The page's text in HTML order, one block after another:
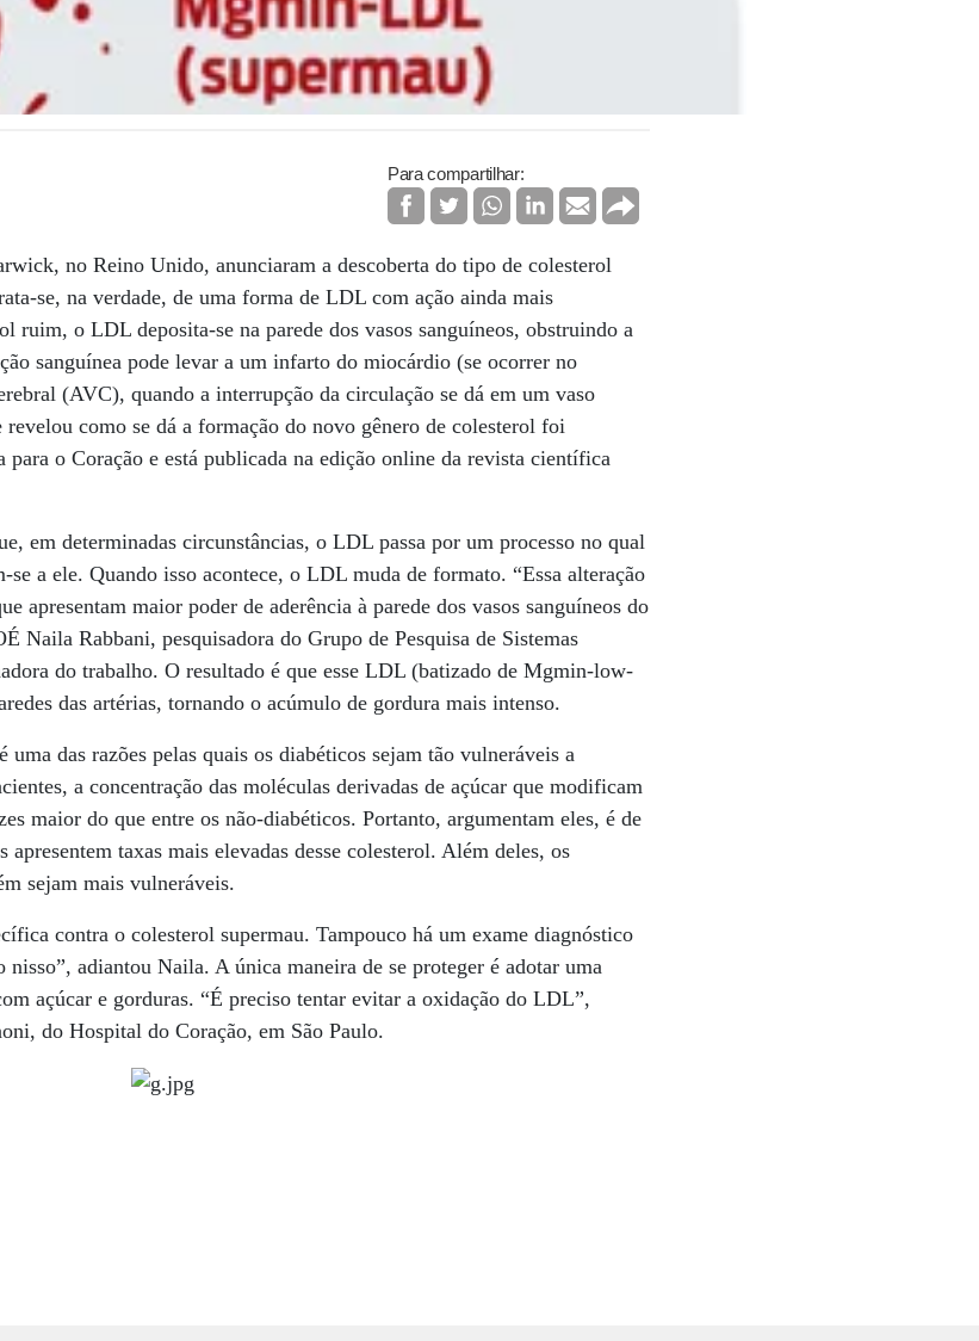
Para compartilhar:
no Reino Unido, anunciaram a descoberta do tipo de colesterol
se, na verdade, de uma forma de LDL com ação ainda mais
ruim, o LDL deposita-se na parede dos vasos sanguíneos, obstruindo a
sanguínea pode levar a um infarto do miocárdio (se ocorrer no
(AVC), quando a interrupção da circulação se dá em um vaso
como se dá a formação do novo gênero de colesterol foi
o Coração e está publicada na edição online da revista científica
em determinadas circunstâncias, o LDL passa por um processo no qual
a ele. Quando isso acontece, o LDL muda de formato. “Essa alteração
apresentam maior poder de aderência à parede dos vasos sanguíneos do
Naila Rabbani, pesquisadora do Grupo de Pesquisa de Sistemas
do trabalho. O resultado é que esse LDL (batizado de Mgmin-low-
das artérias, tornando o acúmulo de gordura mais intenso.
uma das razões pelas quais os diabéticos sejam tão vulneráveis a
a concentração das moléculas derivadas de açúcar que modificam
maior do que entre os não-diabéticos. Portanto, argumentam eles, é de
apresentem taxas mais elevadas desse colesterol. Além deles, os
sejam mais vulneráveis.
contra o colesterol supermau. Tampouco há um exame diagnóstico
adiantou Naila. A única maneira de se proteger é adotar uma
açúcar e gorduras. “É preciso tentar evitar a oxidação do LDL”,
do Hospital do Coração, em São Paulo.